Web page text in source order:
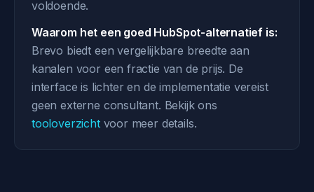
voldoende.
Waarom het een goed HubSpot-alternatief is:
Brevo biedt een vergelijkbare breedte aan
kanalen voor een fractie van de prijs. De
interface is lichter en de implementatie vereist
geen externe consultant. Bekijk ons
tooloverzichtvoor meer details.